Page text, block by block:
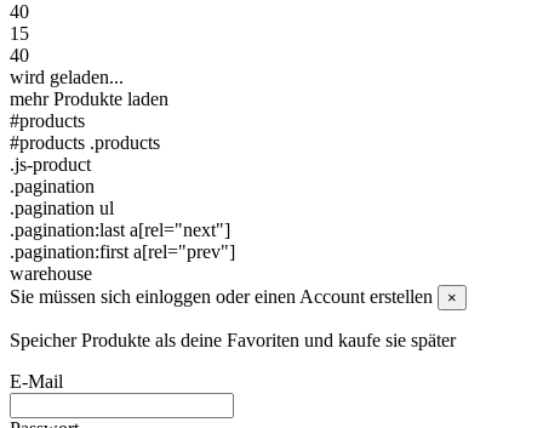
40
15
40
wird geladen...
mehr Produkte laden
#products
#products .products
.js-product
.pagination
.pagination ul
.pagination:last a[rel="next"]
.pagination:first a[rel="prev"]
warehouse
Sie müssen sich einloggen oder einen Account erstellen
×
Speicher Produkte als deine Favoriten und kaufe sie später
E-Mail